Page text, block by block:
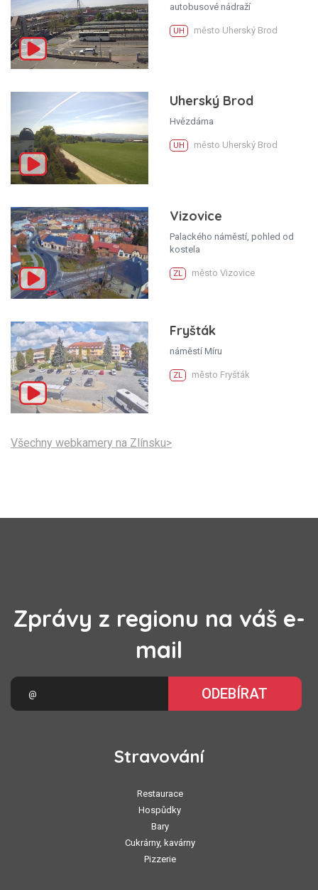
autobusové nádraží
UH město Uherský Brod
Uherský Brod
Hvězdárna
UH město Uherský Brod
Vizovice
Palackého náměstí, pohled od
kostela
ZL město Vizovice
Fryšták
náměstí Míru
ZL město Fryšták
Všechny webkamery na Zlínsku>
Zprávy z regionu na váš e-
mail
ODEBÍRAT
Stravování
Restaurace
Hospůdky
Bary
Cukrárny, kavárny
Pizzerie